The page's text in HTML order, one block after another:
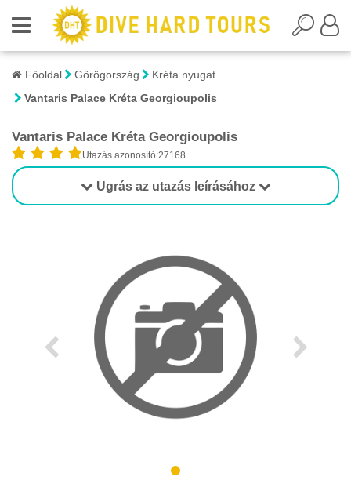
Főoldal Görögország
Kréta nyugat
Vantaris Palace Kréta Georgioupolis
Vantaris Palace Kréta Georgioupolis
Utazás azonosító:27168
Ugrás az utazás leírásához